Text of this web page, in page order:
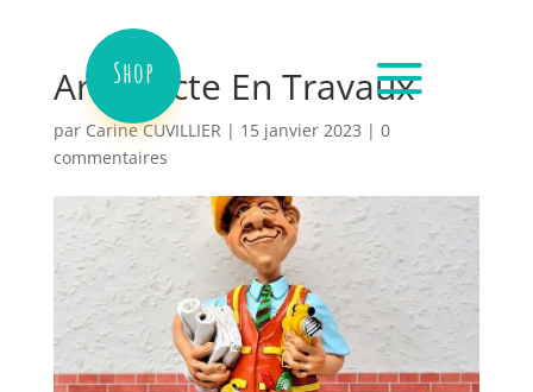
Shop
Architecte En Travaux
par Carine CUVILLIER | 15 janvier 2023 | 0
commentaires